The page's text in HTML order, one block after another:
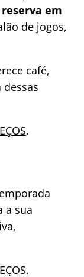
em
de jogos,
café,
.
a sua
.